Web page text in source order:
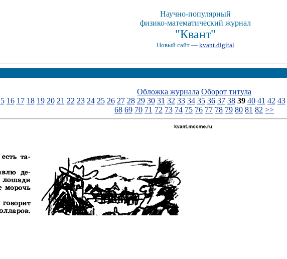
Научно-популярный
физико-математический журнал
"Квант"
Новый сайт — kvant.digital
Обложка журнала Оборот титула
16 17 18 19 20 21 22 23 24 25 26 27 28 29 30 31 32 33 34 35 36 37 38 39 40 41 42 43
68 69 70 71 72 73 74 75 76 77 78 79 80 81 82 >>